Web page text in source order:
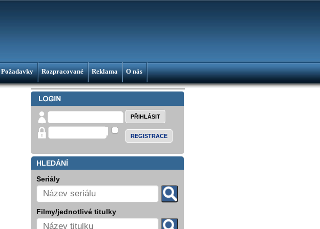
Požadavky Rozpracované Reklama O nás
REGISTRACE
HLEDÁNÍ
Seriály
Filmy/jednotlivé titulky